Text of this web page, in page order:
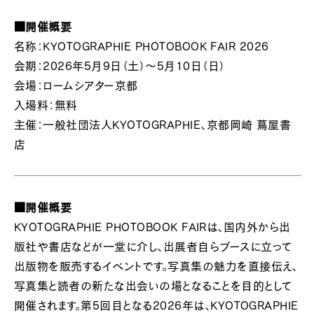
■開催概要
名称：KYOTOGRAPHIE PHOTOBOOK FAIR 2026
会期：2026年5月9日（土）〜5月10日（日）
会場：ロームシアター京都
入場料：無料
主催：一般社団法人KYOTOGRAPHIE、京都岡崎 蔦屋書
店
■開催概要
KYOTOGRAPHIE PHOTOBOOK FAIRは、国内外から出
版社や書店などが一堂に介し、出展者自らブースに立って
出版物を販売するイベントです。写真集の魅力を直接伝え、
写真集と読者の新たな出会いの場となることを目的として
開催されます。第5回目となる2026年は、KYOTOGRAPHIE